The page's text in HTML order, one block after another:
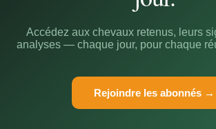
Accédez aux chevaux retenus, leurs
analyses — chaque jour, pour chaque
Rejoindre les abonnés →